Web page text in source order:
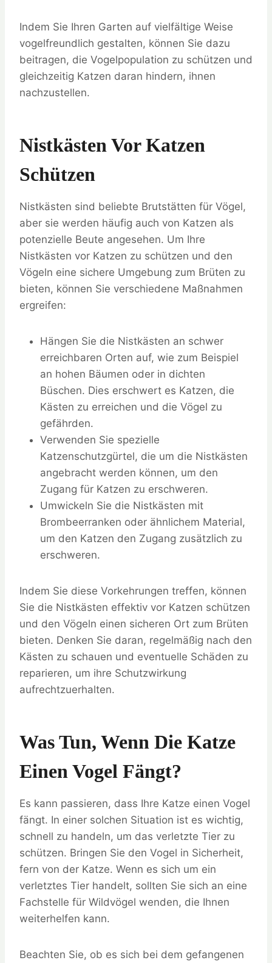
Indem Sie Ihren Garten auf vielfältige Weise
vogelfreundlich gestalten, können Sie dazu
beitragen, die Vogelpopulation zu schützen und
gleichzeitig Katzen daran hindern, ihnen
nachzustellen.
Nistkästen Vor Katzen
Schützen
Nistkästen sind beliebte Brutstätten für Vögel,
aber sie werden häufig auch von Katzen als
potenzielle Beute angesehen. Um Ihre
Nistkästen vor Katzen zu schützen und den
Vögeln eine sichere Umgebung zum Brüten zu
bieten, können Sie verschiedene Maßnahmen
ergreifen:
Hängen Sie die Nistkästen an schwer
erreichbaren Orten auf, wie zum Beispiel
an hohen Bäumen oder in dichten
Büschen. Dies erschwert es Katzen, die
Kästen zu erreichen und die Vögel zu
gefährden.
Verwenden Sie spezielle
Katzenschutzgürtel, die um die Nistkästen
angebracht werden können, um den
Zugang für Katzen zu erschweren.
Umwickeln Sie die Nistkästen mit
Brombeerranken oder ähnlichem Material,
um den Katzen den Zugang zusätzlich zu
erschweren.
Indem Sie diese Vorkehrungen treffen, können
Sie die Nistkästen effektiv vor Katzen schützen
und den Vögeln einen sicheren Ort zum Brüten
bieten. Denken Sie daran, regelmäßig nach den
Kästen zu schauen und eventuelle Schäden zu
reparieren, um ihre Schutzwirkung
aufrechtzuerhalten.
Was Tun, Wenn Die Katze
Einen Vogel Fängt?
Es kann passieren, dass Ihre Katze einen Vogel
fängt. In einer solchen Situation ist es wichtig,
schnell zu handeln, um das verletzte Tier zu
schützen. Bringen Sie den Vogel in Sicherheit,
fern von der Katze. Wenn es sich um ein
verletztes Tier handelt, sollten Sie sich an eine
Fachstelle für Wildvögel wenden, die Ihnen
weiterhelfen kann.
Beachten Sie, ob es sich bei dem gefangenen